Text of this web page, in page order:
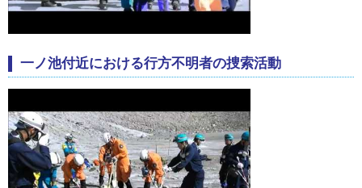
一ノ池付近における行方不明者の捜索活動